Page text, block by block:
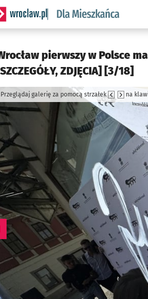
informacyjny wroclaw.pl
pierwszy w Polsce
ZDJĘCIA] [3/18]
Przeglądaj galerię za pomocą strzałek na
do poprzedniego zdjęcia.